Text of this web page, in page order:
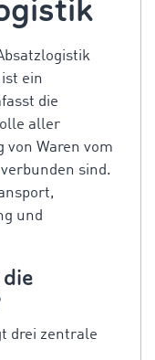
ein
die
aller
von Waren vom
sind.
und
drei zentrale